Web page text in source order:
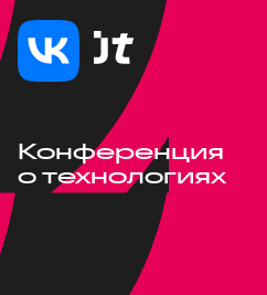
Конференция
о технологиях